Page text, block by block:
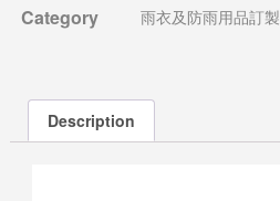
Category
雨衣及防雨用品訂製
Description